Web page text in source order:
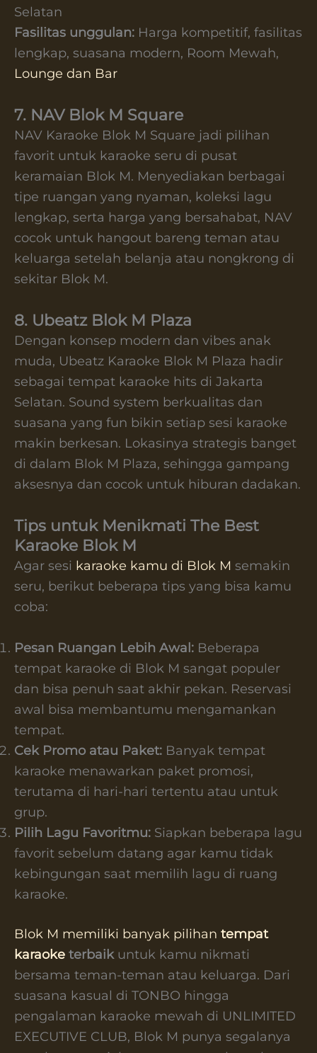
Selatan
Fasilitas unggulan: Harga kompetitif, fasilitas
lengkap, suasana modern, Room Mewah,
Lounge dan Bar
7. NAV Blok M Square
NAV Karaoke Blok M Square jadi pilihan
favorit untuk karaoke seru di pusat
keramaian Blok M. Menyediakan berbagai
tipe ruangan yang nyaman, koleksi lagu
lengkap, serta harga yang bersahabat, NAV
cocok untuk hangout bareng teman atau
keluarga setelah belanja atau nongkrong di
sekitar Blok M.
8. Ubeatz Blok M Plaza
Dengan konsep modern dan vibes anak
muda, Ubeatz Karaoke Blok M Plaza hadir
sebagai tempat karaoke hits di Jakarta
Selatan. Sound system berkualitas dan
suasana yang fun bikin setiap sesi karaoke
makin berkesan. Lokasinya strategis banget
di dalam Blok M Plaza, sehingga gampang
aksesnya dan cocok untuk hiburan dadakan.
Tips untuk Menikmati The Best
Karaoke Blok M
Agar sesi karaoke kamu di Blok M semakin
seru, berikut beberapa tips yang bisa kamu
coba:
Pesan Ruangan Lebih Awal: Beberapa
tempat karaoke di Blok M sangat populer
dan bisa penuh saat akhir pekan. Reservasi
awal bisa membantumu mengamankan
tempat.
Cek Promo atau Paket: Banyak tempat
karaoke menawarkan paket promosi,
terutama di hari-hari tertentu atau untuk
grup.
Pilih Lagu Favoritmu: Siapkan beberapa lagu
favorit sebelum datang agar kamu tidak
kebingungan saat memilih lagu di ruang
karaoke.
Blok M memiliki banyak pilihan tempat
karaoke terbaikuntuk kamu nikmati
bersama teman-teman atau keluarga. Dari
suasana kasual di TONBO hingga
pengalaman karaoke mewah di UNLIMITED
EXECUTIVE CLUB, Blok M punya segalanya